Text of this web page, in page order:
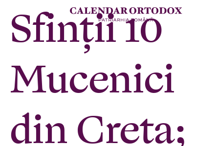
Sfinții 10
Mucenici
din Creta;